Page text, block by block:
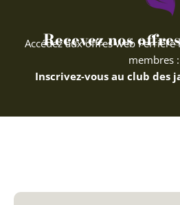
Recevez nos
Accédez aux offres web Ferriere
membres :
Inscrivez-vous au club des